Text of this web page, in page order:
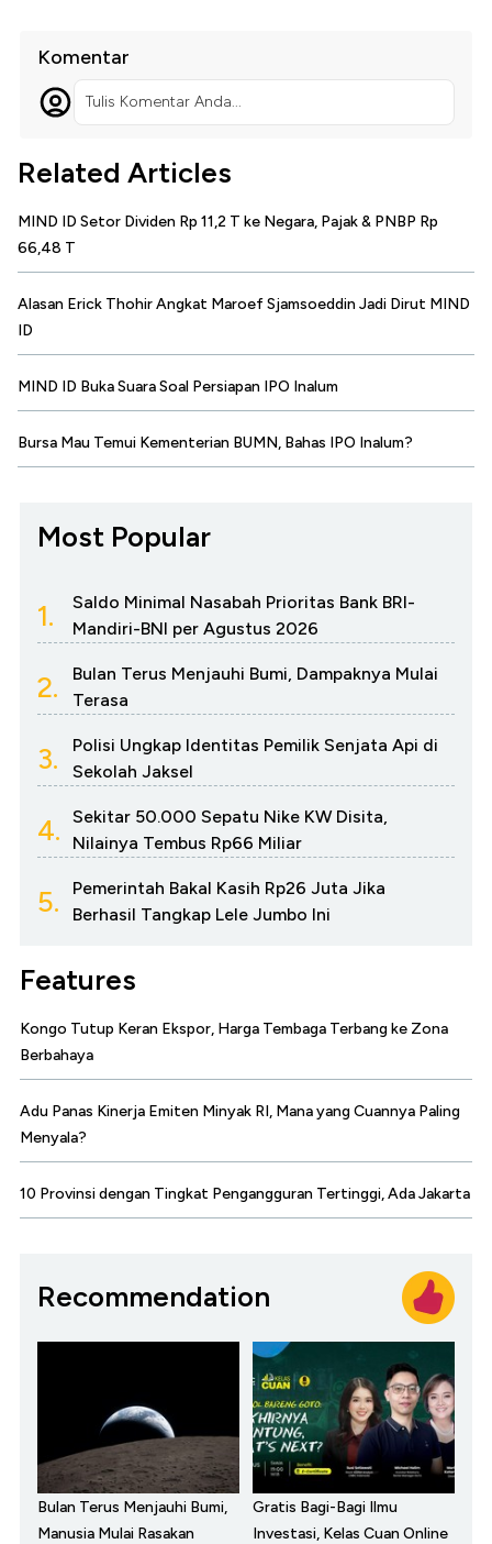
Komentar
Tulis Komentar Anda...
Related Articles
MIND ID Setor Dividen Rp 11,2 T ke Negara, Pajak & PNBP Rp
66,48 T
Alasan Erick Thohir Angkat Maroef Sjamsoeddin Jadi Dirut MIND
ID
MIND ID Buka Suara Soal Persiapan IPO Inalum
Bursa Mau Temui Kementerian BUMN, Bahas IPO Inalum?
Most Popular
1.
Saldo Minimal Nasabah Prioritas Bank BRI-
Mandiri-BNI per Agustus 2026
2.
Bulan Terus Menjauhi Bumi, Dampaknya Mulai
Terasa
3.
Polisi Ungkap Identitas Pemilik Senjata Api di
Sekolah Jaksel
4.
Sekitar 50.000 Sepatu Nike KW Disita,
Nilainya Tembus Rp66 Miliar
5.
Pemerintah Bakal Kasih Rp26 Juta Jika
Berhasil Tangkap Lele Jumbo Ini
Features
Kongo Tutup Keran Ekspor, Harga Tembaga Terbang ke Zona
Berbahaya
Adu Panas Kinerja Emiten Minyak RI, Mana yang Cuannya Paling
Menyala?
10 Provinsi dengan Tingkat Pengangguran Tertinggi, Ada Jakarta
Recommendation
Bulan Terus Menjauhi Bumi,
Manusia Mulai Rasakan
Gratis Bagi-Bagi Ilmu
Investasi, Kelas Cuan Online